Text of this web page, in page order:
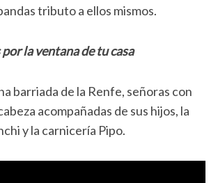
tributo a ellos mismos.
por la ventana de tu casa
barriada de la Renfe, señoras con
acompañadas de sus hijos, la
y la carnicería Pipo.